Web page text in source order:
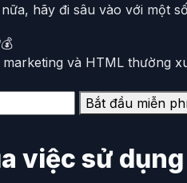
hãy đi sâu vào với một
marketing và HTML thường
Bắt đầu miễn
việc sử